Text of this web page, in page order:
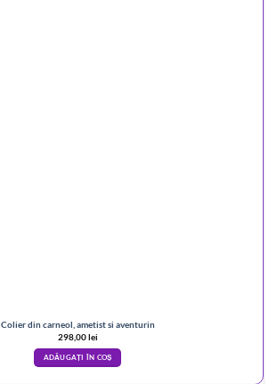
Colier din carneol, ametist si aventurin
298,00lei
ADĂUGAȚI ÎN COȘ